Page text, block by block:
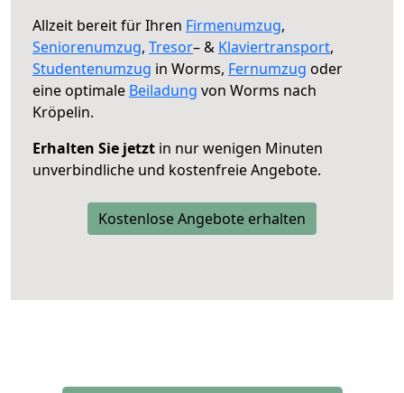
Allzeit bereit für Ihren Firmenumzug,
Seniorenumzug, Tresor– & Klaviertransport,
Studentenumzug in Worms, Fernumzug oder
eine optimale Beiladung von Worms nach
Kröpelin.
Erhalten Sie jetzt in nur wenigen Minuten
unverbindliche und kostenfreie Angebote.
Kostenlose Angebote erhalten